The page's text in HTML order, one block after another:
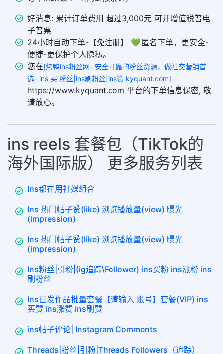
好消息: 累计订单费用 超过3,000元 可开增值税普电
子普票
24小时自动下单-【免注册】 💚 匿名下单，更安全-
便捷-更保护个人隐私。
您在[烤鸭ins粉丝网- 安全可靠的粉丝资源，做社交营销首
选- ins 买 粉丝|ins刷粉丝|ins赞 kyquant.com]
https://www.kyquant.com 平台的下单信息保密, 敬
请放心。
ins reels 套餐包（TikTok的
海外国际版） 更多服务列表
Ins都在用社媒组合
Ins 热门帖子赞(like) 浏览播放量(view) 曝光
(impression)
Ins 热门帖子赞(like) 浏览播放量(view) 曝光
(impression)
Ins粉丝|引粉|(ig追踪\Follower) ins买粉 ins涨粉 ins
刷粉丝
Ins已发作品批量套餐【请输入 账号】套餐(VIP) ins
买赞 ins涨赞 ins刷赞
ins帖子评论| Instagram Comments
Threads|粉丝|引粉|Threads Followers（追踪）